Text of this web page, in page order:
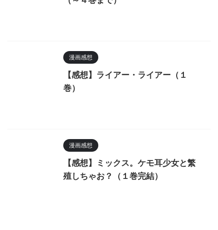
漫画感想
【感想】ライアー・ライアー（１
巻）
漫画感想
【感想】ミックス。ケモ耳少女と繁
殖しちゃお？（１巻完結）